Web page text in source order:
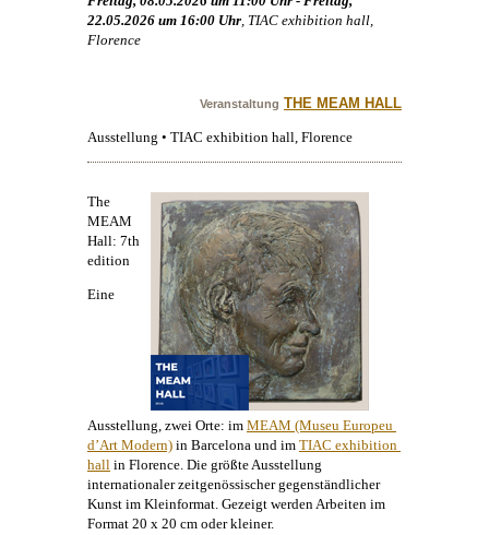
22.05.2026 um 16:00 Uhr , TIAC exhibition hall,
Florence
Veranstaltung THE MEAM HALL
Ausstellung • TIAC exhibition hall, Florence
The
MEAM
Hall: 7th
edition
Eine
Ausstellung, zwei Orte: im MEAM (Museu Europeu
d’Art Modern) in Barcelona und im TIAC exhibition
hall in Florence. Die größte Ausstellung
internationaler zeitgenössischer gegenständlicher
Kunst im Kleinformat. Gezeigt werden Arbeiten im
Format 20 x 20 cm oder kleiner.